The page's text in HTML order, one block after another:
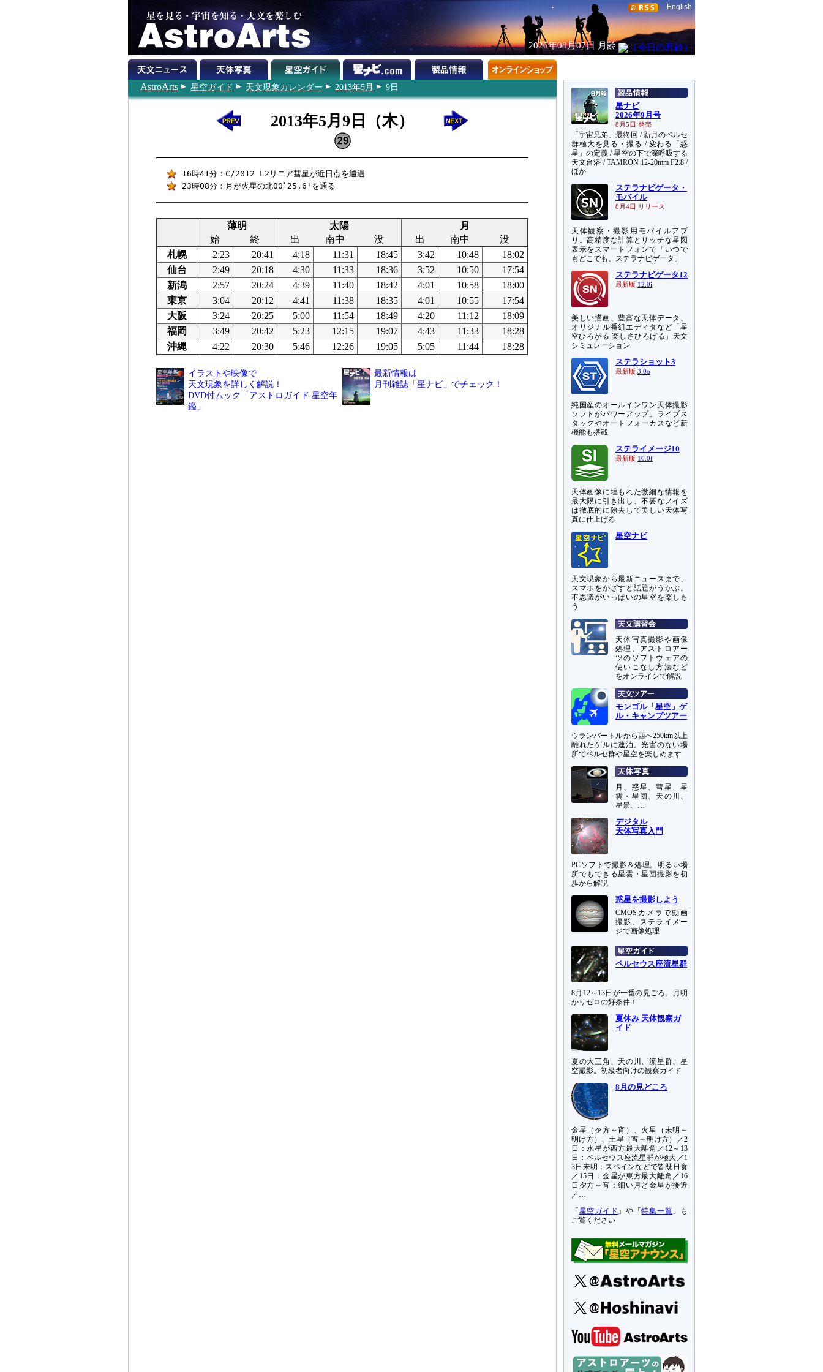
English
2026年08月07日 月齢
AstroArts 星空ガイド 天文現象カレンダー 2013年5月 9日
2013年5月9日（木）
16時41分：C/2012 L2リニア彗星が近日点を通過
23時08分：月が火星の北00ﾟ25.6'を通る
薄明 太陽
月
始
終 出 南中 没 出 南中
没
札幌
2:23 20:41 4:18 11:31 18:45 3:42 10:48
18:02
仙台
2:49 20:18 4:30 11:33 18:36 3:52 10:50
17:54
新潟
2:57 20:24 4:39 11:40 18:42 4:01 10:58
18:00
東京
3:04 20:12 4:41 11:38 18:35 4:01 10:55
17:54
大阪
3:24 20:25 5:00 11:54 18:49 4:20 11:12
18:09
福岡
3:49 20:42 5:23 12:15 19:07 4:43 11:33
18:28
沖縄
4:22 20:30 5:46 12:26 19:05 5:05 11:44 18:28
イラストや映像で
天文現象を詳しく解説！
DVD付ムック「アストロガイド 星空年
鑑」
最新情報は
月刊雑誌「星ナビ」でチェック！
星ナビ
2026年9月号
8月5日 発売
「宇宙兄弟」最終回 / 新月のペルセ
群極大を見る・撮る / 変わる「惑
星」の定義 / 星空の下で深呼吸する
天文台浴 / TAMRON 12-20mm F2.8 /
ほか
ステラナビゲータ・
モバイル
8月4日 リリース
天体観察・撮影用モバイルアプ
リ。高精度な計算とリッチな星図
表示をスマートフォンで「いつで
もどこでも、ステラナビゲータ」
ステラナビゲータ12
最新版 12.0i
美しい描画、豊富な天体データ、
オリジナル番組エディタなど「星
空ひろがる 楽しさひろげる」天文
シミュレーション
ステラショット3
最新版 3.0o
純国産のオールインワン天体撮影
ソフトがパワーアップ。ライブス
タックやオートフォーカスなど新
機能も搭載
ステライメージ10
最新版 10.0f
天体画像に埋もれた微細な情報を
最大限に引き出し、不要なノイズ
は徹底的に除去して美しい天体写
真に仕上げる
星空ナビ
天文現象から最新ニュースまで、
スマホをかざすと話題がうかぶ。
不思議がいっぱいの星空を楽しも
う
天体写真撮影や画像
処理、アストロアー
ツのソフトウェアの
使いこなし方法など
をオンラインで解説
モンゴル「星空」ゲ
ル・キャンプツアー
ウランバートルから西へ250km以上
離れたゲルに連泊。光害のない場
所でペルセ群や星空を楽しめます
月、惑星、彗星、星
雲・星団、天の川、
星景、…
デジタル
天体写真入門
PCソフトで撮影＆処理。明るい場
所でもできる星雲・星団撮影を初
歩から解説
惑星を撮影しよう
CMOSカメラで動画
撮影、ステライメー
ジで画像処理
ペルセウス座流星群
8月12～13日が一番の見ごろ。月明
かりゼロの好条件！
夏休み 天体観察ガ
イド
夏の大三角、天の川、流星群、星
空撮影。初級者向けの観察ガイド
8月の見どころ
金星（夕方～宵）、火星（未明～
明け方）、土星（宵～明け方）／2
日：水星が西方最大離角／12～13
日：ペルセウス座流星群が極大／1
3日未明：スペインなどで皆既日食
／15日：金星が東方最大離角／16
日夕方～宵：細い月と金星が接近
／…
「 星空ガイド 」や「特集一覧 」も
ご覧ください